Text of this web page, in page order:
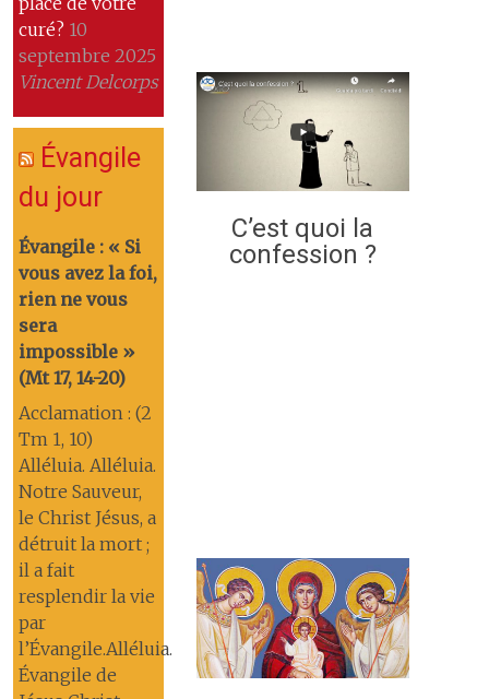
curé? 10
septembre 2025
Vincent Delcorps
Évangile
du jour
Évangile : « Si
vous avez la foi,
rien ne vous
sera
impossible »
(Mt 17, 14-20)
Acclamation : (2
Tm 1, 10)
Alléluia. Alléluia.
Notre Sauveur,
le Christ Jésus, a
détruit la mort ;
il a fait
resplendir la vie
par
l’Évangile.Alléluia.
Évangile de
C’est quoi la
confession ?